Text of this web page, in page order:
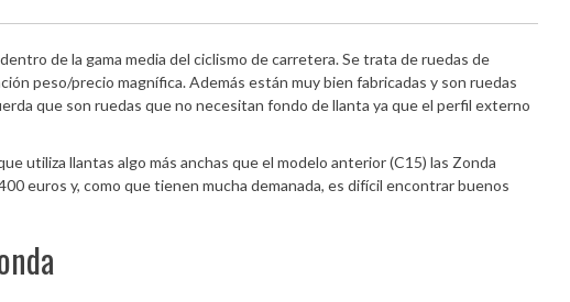
de la gama media del ciclismo de carretera. Se trata de ruedas de
peso/precio magnífica. Además están muy bien fabricadas y son ruedas
que son ruedas que no necesitan fondo de llanta ya que el perfil externo
utiliza llantas algo más anchas que el modelo anterior (C15) las Zonda
euros y, como que tienen mucha demanada, es difícil encontrar buenos